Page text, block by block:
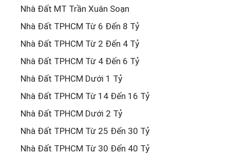
Nhà Đất MT Trần Xuân Soạn
Nhà Đất TPHCM Từ 6 Đến 8 Tỷ
Nhà Đất TPHCM Từ 2 Đến 4 Tỷ
Nhà Đất TPHCM Từ 4 Đến 6 Tỷ
Nhà Đất TPHCM Dưới 1 Tỷ
Nhà Đất TPHCM Từ 14 Đến 16 Tỷ
Nhà Đất TPHCM Dưới 2 Tỷ
Nhà Đất TPHCM Từ 25 Đến 30 Tỷ
Nhà Đất TPHCM Từ 30 Đến 40 Tỷ